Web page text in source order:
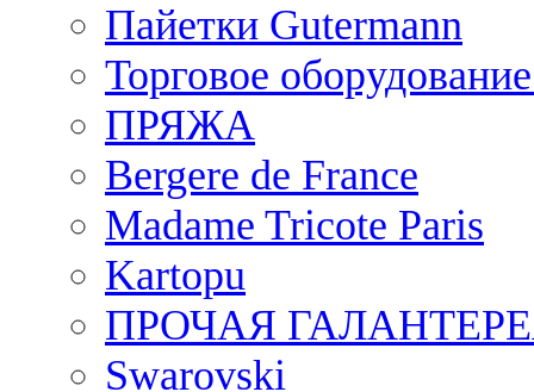
Пайетки Gutermann
Торговое
ПРЯЖА
Bergere de France
Madame Tricote Paris
Kartopu
ПРОЧАЯ
Swarovski